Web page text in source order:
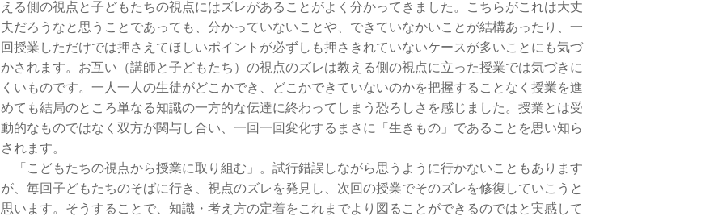
える側の視点と子どもたちの視点にはズレがあることがよく分かってきました。こちらがこれは大丈
夫だろうなと思うことであっても、分かっていないことや、できていなかいことが結構あったり、一
回授業しただけでは押さえてほしいポイントが必ずしも押さきれていないケースが多いことにも気づ
かされます。お互い（講師と子どもたち）の視点のズレは教える側の視点に立った授業では気づきに
くいものです。一人一人の生徒がどこかでき、どこかできていないのかを把握することなく授業を進
めても結局のところ単なる知識の一方的な伝達に終わってしまう恐ろしさを感じました。授業とは受
動的なものではなく双方が関与し合い、一回一回変化するまさに「生きもの」であることを思い知ら
されます。
「こどもたちの視点から授業に取り組む」。試行錯誤しながら思うように行かないこともあります
が、毎回子どもたちのそばに行き、視点のズレを発見し、次回の授業でそのズレを修復していこうと
思います。そうすることで、知識・考え方の定着をこれまでより図ることができるのではと実感して